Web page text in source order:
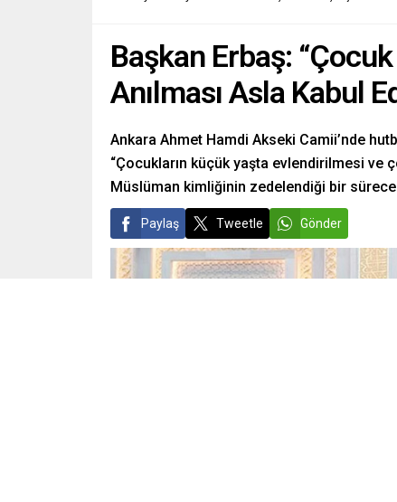
Başkan Erbaş:
Anılması Asla Kabul
Ankara Ahmet Hamdi Akseki Camii’nde
“Çocukların küçük yaşta evlendirilmesi ve
Müslüman kimliğinin zedelendiği bir
Paylaş Tweetle Gönder